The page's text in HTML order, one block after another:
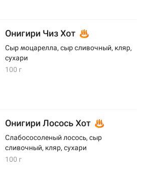
Онигири Чиз Хот
Сыр моцарелла, сыр сливочный, кляр,
сухари
100 г
Онигири Лосось Хот
Слабососоленый лосось, сыр
сливочный, кляр, сухари
100 г